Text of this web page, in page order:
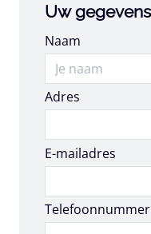
Uw gegevens
Naam
Adres
E-mailadres
E-mailadres
Telefoonnummer